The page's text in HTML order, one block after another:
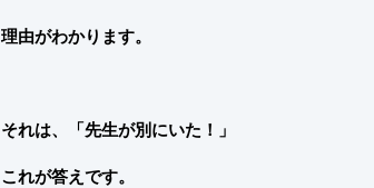
理由がわかります。
それは、「先生が別にいた！」
これが答えです。